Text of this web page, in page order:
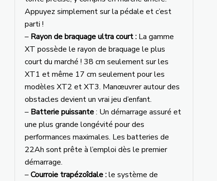
Appuyez simplement sur la pédale et c’est
parti !
–Rayon de braquage ultra court : La gamme
XT possède le rayon de braquage le plus
court du marché ! 38 cm seulement sur les
XT1 et même 17 cm seulement pour les
modèles XT2 et XT3. Manœuvrer autour des
obstacles devient un vrai jeu d’enfant.
–Batterie puissante: Un démarrage assuré et
une plus grande longévité pour des
performances maximales. Les batteries de
22Ah sont prête à l’emploi dès le premier
démarrage.
–Courroie trapézoîdale :le système de